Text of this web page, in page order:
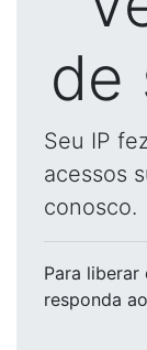
de
Seu IP
acessos
conosco.
Para liberar
responda